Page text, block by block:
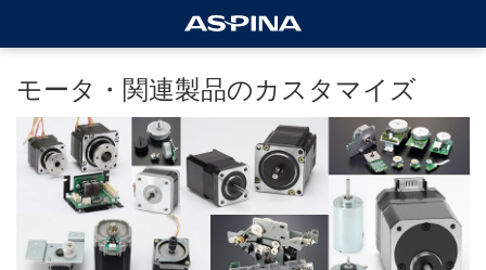
モータ・関連製品のカスタマイズ